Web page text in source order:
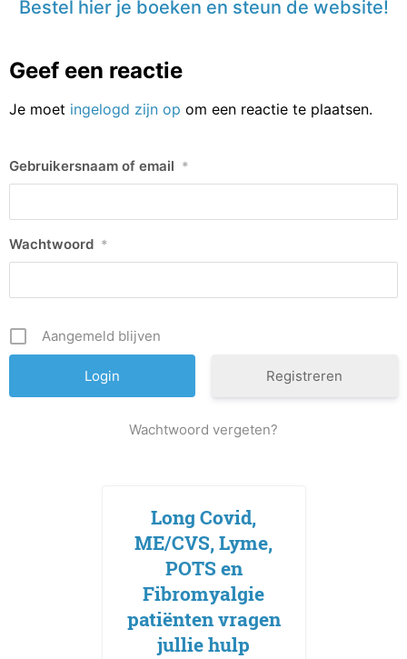
Bestel hier je boeken en steun de website!
Geef een reactie
Je moet ingelogd zijn op om een reactie te plaatsen.
Gebruikersnaam of email *
Wachtwoord *
Aangemeld blijven
Registreren
Wachtwoord vergeten?
Long Covid,
ME/CVS, Lyme,
POTS en
Fibromyalgie
patiënten vragen
jullie hulp